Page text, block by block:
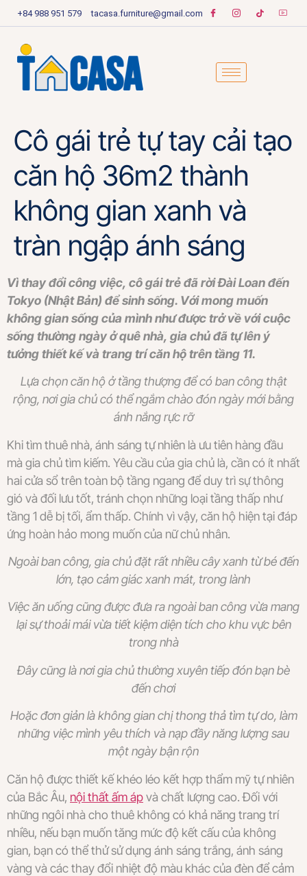
+84 988 951 579 tacasa.furniture@gmail.com
Cô gái trẻ tự tay cải tạo
căn hộ 36m2 thành
không gian xanh và
tràn ngập ánh sáng
Vì thay đổi công việc, cô gái trẻ đã rời Đài Loan đến
Tokyo (Nhật Bản) để sinh sống. Với mong muốn
không gian sống của mình như được trở về với cuộc
sống thường ngày ở quê nhà, gia chủ đã tự lên ý
tưởng thiết kế và trang trí căn hộ trên tầng 11.
Lựa chọn căn hộ ở tầng thượng để có ban công thật
rộng, nơi gia chủ có thể ngắm chào đón ngày mới bằng
ánh nắng rực rỡ
Khi tìm thuê nhà, ánh sáng tự nhiên là ưu tiên hàng đầu
mà gia chủ tìm kiếm. Yêu cầu của gia chủ là, cần có ít nhất
hai cửa sổ trên toàn bộ tầng ngang để duy trì sự thông
gió và đối lưu tốt, tránh chọn những loại tầng thấp như
tầng 1 dễ bị tối, ẩm thấp. Chính vì vậy, căn hộ hiện tại đáp
ứng hoàn hảo mong muốn của nữ chủ nhân.
Ngoài ban công, gia chủ đặt rất nhiều cây xanh từ bé đến
lớn, tạo cảm giác xanh mát, trong lành
Việc ăn uống cũng được đưa ra ngoài ban công vừa mang
lại sự thoải mái vừa tiết kiệm diện tích cho khu vực bên
trong nhà
Đây cũng là nơi gia chủ thường xuyên tiếp đón bạn bè
đến chơi
Hoặc đơn giản là không gian chị thong thả tìm tự do, làm
những việc mình yêu thích và nạp đầy năng lượng sau
một ngày bận rộn
Căn hộ được thiết kế khéo léo kết hợp thẩm mỹ tự nhiên
của Bắc Âu, nội thất ấm ápvà chất lượng cao. Đối với
những ngôi nhà cho thuê không có khả năng trang trí
nhiều, nếu bạn muốn tăng mức độ kết cấu của không
gian, bạn có thể thử sử dụng ánh sáng trắng, ánh sáng
vàng và các thay đổi nhiệt độ màu khác của đèn để cảm